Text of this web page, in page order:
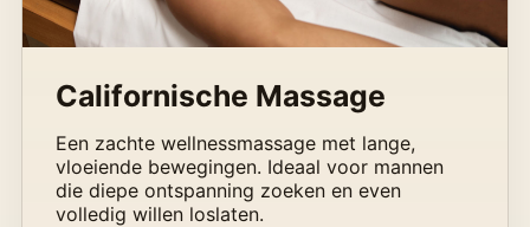
Californische Massage
Een zachte wellnessmassage met lange,
vloeiende bewegingen. Ideaal voor mannen
die diepe ontspanning zoeken en even
volledig willen loslaten.